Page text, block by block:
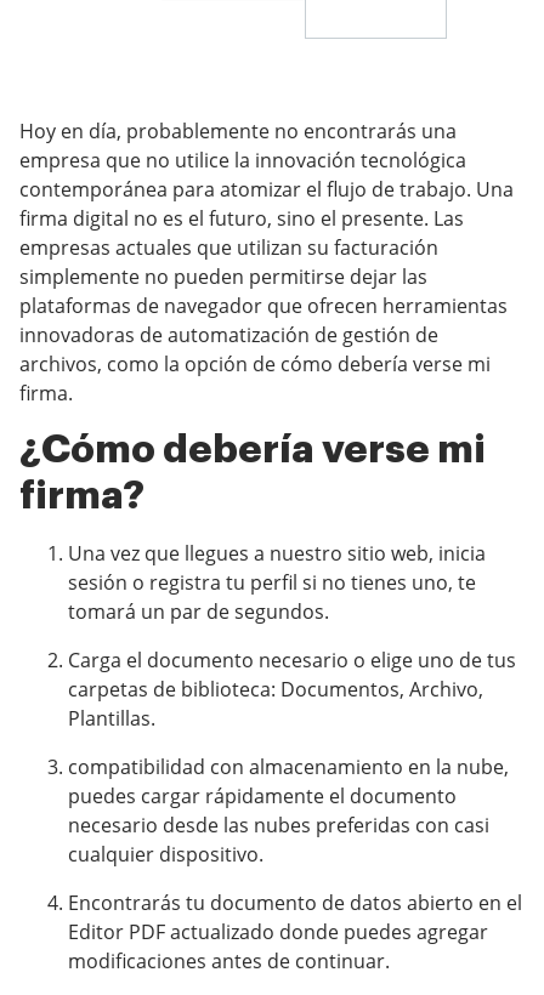
Hoy en día, probablemente no encontrarás una
empresa que no utilice la innovación tecnológica
contemporánea para atomizar el flujo de trabajo. Una
firma digital no es el futuro, sino el presente. Las
empresas actuales que utilizan su facturación
simplemente no pueden permitirse dejar las
plataformas de navegador que ofrecen herramientas
innovadoras de automatización de gestión de
archivos, como la opción de cómo debería verse mi
firma.
¿Cómo debería verse mi
firma?
Una vez que llegues a nuestro sitio web, inicia
sesión o registra tu perfil si no tienes uno, te
tomará un par de segundos.
Carga el documento necesario o elige uno de tus
carpetas de biblioteca: Documentos, Archivo,
Plantillas.
compatibilidad con almacenamiento en la nube,
puedes cargar rápidamente el documento
necesario desde las nubes preferidas con casi
cualquier dispositivo.
Encontrarás tu documento de datos abierto en el
Editor PDF actualizado donde puedes agregar
modificaciones antes de continuar.